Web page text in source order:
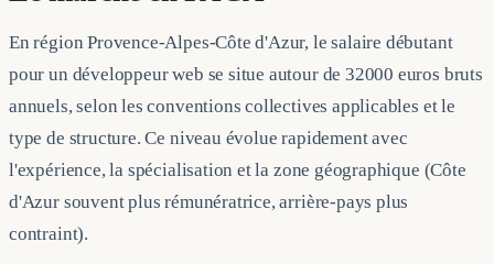
En région Provence-Alpes-Côte d'Azur, le salaire débutant
pour un développeur web se situe autour de 32000 euros bruts
annuels, selon les conventions collectives applicables et le
type de structure. Ce niveau évolue rapidement avec
l'expérience, la spécialisation et la zone géographique (Côte
d'Azur souvent plus rémunératrice, arrière-pays plus
contraint).